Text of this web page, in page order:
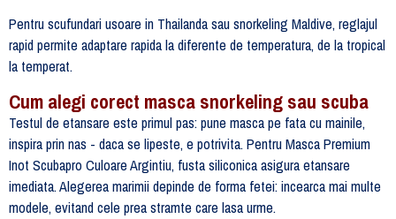
Pentru scufundari usoare in Thailanda sau snorkeling Maldive, reglajul
rapid permite adaptare rapida la diferente de temperatura, de la tropical
la temperat.
Cum alegi corect masca snorkeling sau scuba
Testul de etansare este primul pas: pune masca pe fata cu mainile,
inspira prin nas - daca se lipeste, e potrivita. Pentru Masca Premium
Inot Scubapro Culoare Argintiu, fusta siliconica asigura etansare
imediata. Alegerea marimii depinde de forma fetei: incearca mai multe
modele, evitand cele prea stramte care lasa urme.